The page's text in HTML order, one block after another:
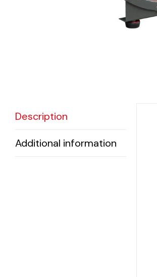
Description
Additional information